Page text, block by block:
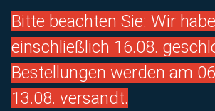
Bitte beachten Sie: Wir
einschließlich 16.08.
Bestellungen werden am
13.08. versandt.